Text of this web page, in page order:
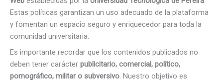
Estas políticas garantizan un uso adecuado de la plataforma
y fomentan un espacio seguro y enriquecedor para toda la
comunidad universitaria.
Es importante recordar que los contenidos publicados no
deben tener carácter publicitario, comercial, político,
pornográfico, militar o subversivo. Nuestro objetivo es